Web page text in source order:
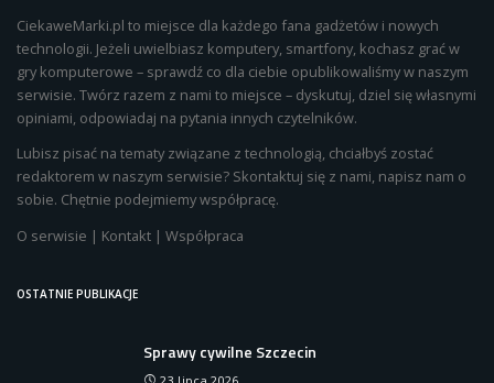
CiekaweMarki.pl to miejsce dla każdego fana gadżetów i nowych
technologii. Jeżeli uwielbiasz komputery, smartfony, kochasz grać w
gry komputerowe – sprawdź co dla ciebie opublikowaliśmy w naszym
serwisie. Twórz razem z nami to miejsce – dyskutuj, dziel się własnymi
opiniami, odpowiadaj na pytania innych czytelników.
Lubisz pisać na tematy związane z technologią, chciałbyś zostać
redaktorem w naszym serwisie? Skontaktuj się z nami, napisz nam o
sobie. Chętnie podejmiemy współpracę.
O serwisie | Kontakt | Współpraca
OSTATNIE PUBLIKACJE
Sprawy cywilne Szczecin